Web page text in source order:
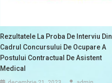
Rezultatele La Proba De Interviu Din
Cadrul Concursului De Ocupare A
Postului Contractual De Asistent
Medical